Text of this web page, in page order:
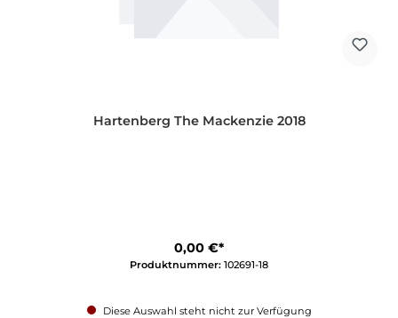
Hartenberg The Mackenzie 2018
0,00 €*
Produktnummer: 102691-18
Diese Auswahl steht nicht zur Verfügung